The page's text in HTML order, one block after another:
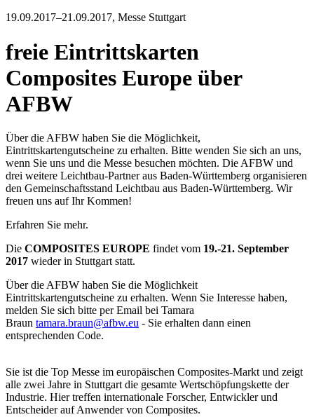
19.09.2017–21.09.2017, Messe Stuttgart
freie Eintrittskarten
Composites Europe über
AFBW
Über die AFBW haben Sie die Möglichkeit,
Eintrittskartengutscheine zu erhalten. Bitte wenden Sie sich an uns,
wenn Sie uns und die Messe besuchen möchten. Die AFBW und
drei weitere Leichtbau-Partner aus Baden-Württemberg organisieren
den Gemeinschaftsstand Leichtbau aus Baden-Württemberg. Wir
freuen uns auf Ihr Kommen!
Erfahren Sie mehr.
Die COMPOSITES EUROPE findet vom 19.-21. September
2017 wieder in Stuttgart statt.
Über die AFBW haben Sie die Möglichkeit
Eintrittskartengutscheine zu erhalten. Wenn Sie Interesse haben,
melden Sie sich bitte per Email bei Tamara
Braun tamara.braun@afbw.eu - Sie erhalten dann einen
entsprechenden Code.
Sie ist die Top Messe im europäischen Composites-Markt und zeigt
alle zwei Jahre in Stuttgart die gesamte Wertschöpfungskette der
Industrie. Hier treffen internationale Forscher, Entwickler und
Entscheider auf Anwender von Composites.